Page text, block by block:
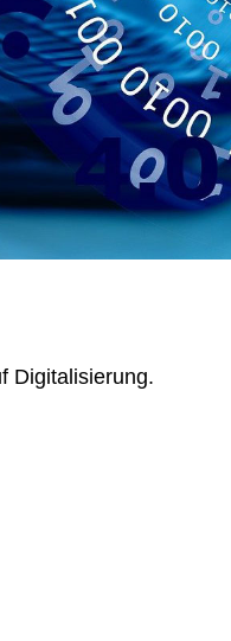
Digitalisierung.